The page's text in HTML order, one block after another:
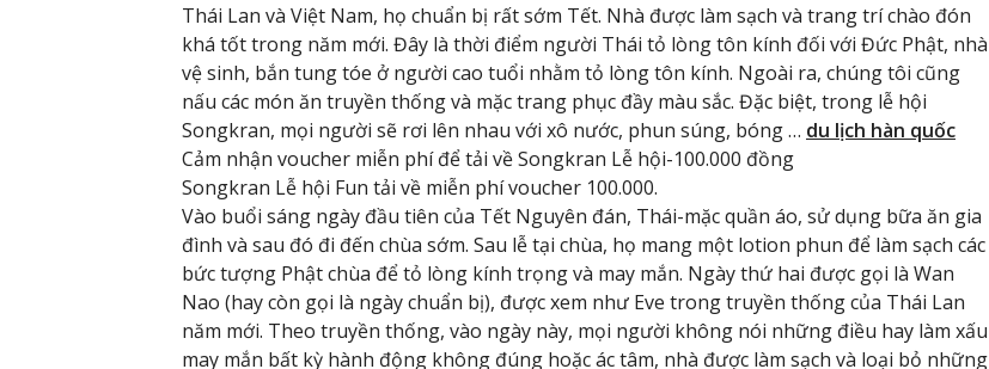
Thái Lan và Việt Nam, họ chuẩn bị rất sớm Tết. Nhà được làm sạch và trang trí chào đón
khá tốt trong năm mới. Đây là thời điểm người Thái tỏ lòng tôn kính đối với Đức Phật, nhà
vệ sinh, bắn tung tóe ở người cao tuổi nhằm tỏ lòng tôn kính. Ngoài ra, chúng tôi cũng
nấu các món ăn truyền thống và mặc trang phục đầy màu sắc. Đặc biệt, trong lễ hội
Songkran, mọi người sẽ rơi lên nhau với xô nước, phun súng, bóng … du lịch hàn quốc
Cảm nhận voucher miễn phí để tải về Songkran Lễ hội-100.000 đồng
Songkran Lễ hội Fun tải về miễn phí voucher 100.000.
Vào buổi sáng ngày đầu tiên của Tết Nguyên đán, Thái-mặc quần áo, sử dụng bữa ăn gia
đình và sau đó đi đến chùa sớm. Sau lễ tại chùa, họ mang một lotion phun để làm sạch các
bức tượng Phật chùa để tỏ lòng kính trọng và may mắn. Ngày thứ hai được gọi là Wan
Nao (hay còn gọi là ngày chuẩn bị), được xem như Eve trong truyền thống của Thái Lan
năm mới. Theo truyền thống, vào ngày này, mọi người không nói những điều hay làm xấu
may mắn bất kỳ hành động không đúng hoặc ác tâm, nhà được làm sạch và loại bỏ những